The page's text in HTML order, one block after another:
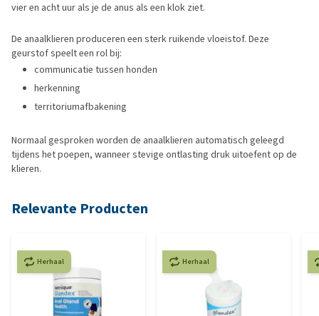
vier en acht uur als je de anus als een klok ziet.
De anaalklieren produceren een sterk ruikende vloeistof. Deze
geurstof speelt een rol bij:
communicatie tussen honden
herkenning
territoriumafbakening
Normaal gesproken worden de anaalklieren automatisch geleegd
tijdens het poepen, wanneer stevige ontlasting druk uitoefent op de
klieren.
Relevante Producten
Herhaal Herhaal